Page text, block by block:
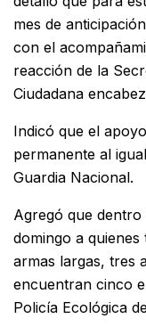
mes de
con el
reacción de la
Ciudadana
Indicó que el
permanente al
Guardia Nacional.
Agregó que dentro
domingo a
armas largas, tres
encuentran cinco
Policía Ecológica